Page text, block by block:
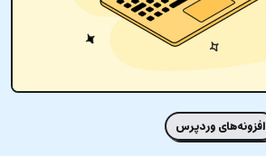
افزونه‌های وردپرس